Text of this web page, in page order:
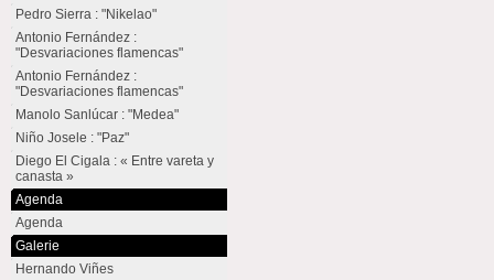
Pedro Sierra : "Nikelao"
Antonio Fernández :
"Desvariaciones flamencas"
Antonio Fernández :
"Desvariaciones flamencas"
Manolo Sanlúcar : "Medea"
Niño Josele : "Paz"
Diego El Cigala : « Entre vareta y
canasta »
Agenda
Agenda
Galerie
Hernando Viñes